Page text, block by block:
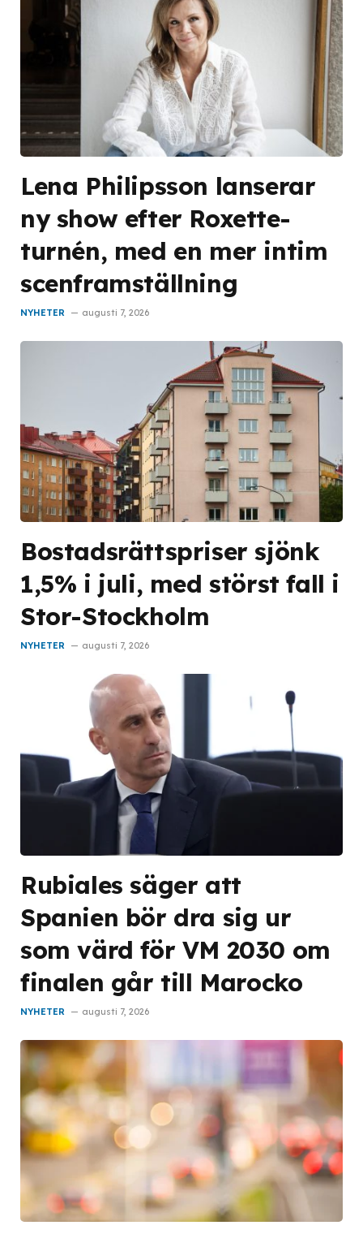
Lena Philipsson lanserar
ny show efter Roxette-
turnén, med en mer intim
scenframställning
NYHETER augusti 7, 2026
Bostadsrättspriser sjönk
1,5% i juli, med störst fall i
Stor-Stockholm
NYHETER augusti 7, 2026
Rubiales säger att
Spanien bör dra sig ur
som värd för VM 2030 om
finalen går till Marocko
NYHETER augusti 7, 2026